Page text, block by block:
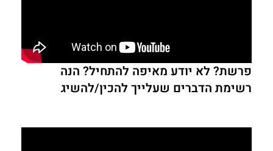
פרשת? לא יודע מאיפה להתחיל? הנה
רשימת הדברים שעלייך להכין/להשיג